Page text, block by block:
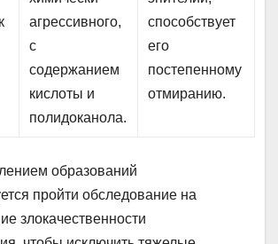
агрессивного,
с
содержанием
кислоты и
полидоканола.
способствует
его
постепенному
отмиранию.
образований
пройти обследование на
злокачественности